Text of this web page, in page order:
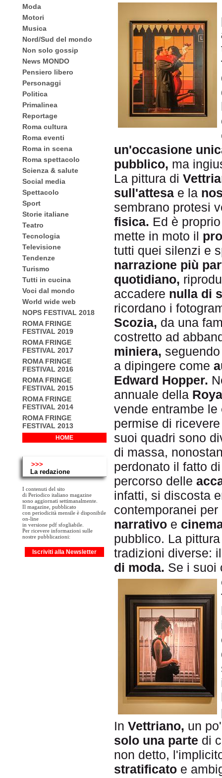
Moda
Motori
Musica
Nord/Sud del mondo
Non solo gossip
News MONDO
Pensiero libero
Personaggi
Politica
Primalinea
Reportage
Roma cultura
Roma eventi
Roma in scena
Roma spettacolo
Scienza & salute
Social media
Spettacolo
Sport
Storie italiane
Teatro
Tecnologia
Televisione
Tendenze
Turismo
Tutti in cucina
Voci dal mondo
World wide web
NOPS FESTIVAL 2018
ROMA FRINGE
FESTIVAL 2019
ROMA FRINGE
FESTIVAL 2017
ROMA FRINGE
FESTIVAL 2016
ROMA FRINGE
FESTIVAL 2015
ROMA FRINGE
FESTIVAL 2014
ROMA FRINGE
FESTIVAL 2013
HOME
>>>
La redazione
I contenuti del sito
di Periodico italiano magazine
sono aggiornati settimanalmente.
Il magazine, pubblicato
con periodicità mensile è disponibile
on-line
in versione pdf sfogliabile.
Per ricevere informazioni sulle
nostre pubblicazioni:
Iscriviti alla Newsletter
un'occasione
pubblico, ma
La pittura di
sull'attesa e la
sembrano protesi
fisica. Ed è
mette in moto il
tutti quei silenzi e
narrazione più
quotidiano,
accadere nulla di
ricordano i
Scozia, da una
costretto ad
miniera,
a dipingere come
Edward Hopper.
annuale della
vende entrambe le
permise di
suoi quadri sono
di massa,
perdonato il fatto
percorso delle
infatti, si discosta
contemporanei
narrativo e
pubblico. La
tradizioni diverse:
di moda. Se i suoi
In Vettriano, un
solo una parte di
non detto,
stratificato e